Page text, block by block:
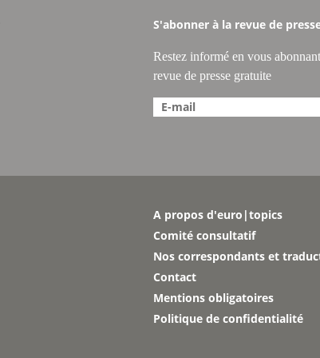
S'abonner à la revue de
Restez informé en vous
revue de presse gratuite
A propos d'euro|topics
Comité consultatif
Nos correspondants et
Contact
Mentions obligatoires
Politique de confidentialité